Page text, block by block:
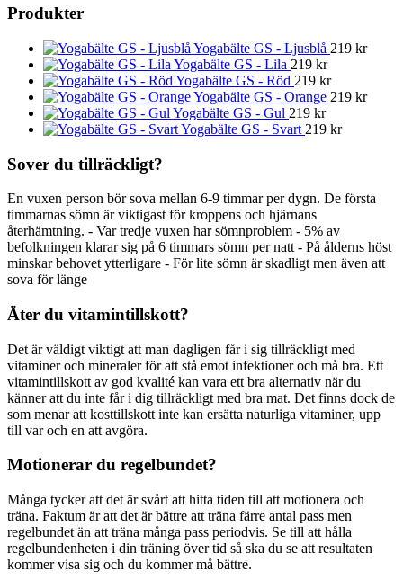
Produkter
Yogabälte GS - Ljusblå 219 kr
Yogabälte GS - Lila 219 kr
Yogabälte GS - Röd 219 kr
Yogabälte GS - Orange 219 kr
Yogabälte GS - Gul 219 kr
Yogabälte GS - Svart 219 kr
Sover du tillräckligt?
En vuxen person bör sova mellan 6-9 timmar per dygn. De första
timmarnas sömn är viktigast för kroppens och hjärnans
återhämtning. - Var tredje vuxen har sömnproblem - 5% av
befolkningen klarar sig på 6 timmars sömn per natt - På ålderns höst
minskar behovet ytterligare - För lite sömn är skadligt men även att
sova för länge
Äter du vitamintillskott?
Det är väldigt viktigt att man dagligen får i sig tillräckligt med
vitaminer och mineraler för att stå emot infektioner och må bra. Ett
vitamintillskott av god kvalité kan vara ett bra alternativ när du
känner att du inte får i dig tillräckligt med bra mat. Det finns dock de
som menar att kosttillskott inte kan ersätta naturliga vitaminer, upp
till var och en att avgöra.
Motionerar du regelbundet?
Många tycker att det är svårt att hitta tiden till att motionera och
träna. Faktum är att det är bättre att träna färre antal pass men
regelbundet än att träna många pass periodvis. Se till att hålla
regelbundenheten i din träning över tid så ska du se att resultaten
kommer visa sig och du kommer må bättre.